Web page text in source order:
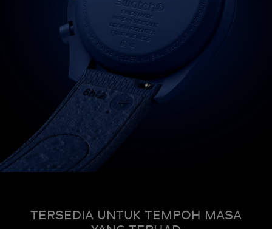
TERSEDIA UNTUK TEMPOH MASA